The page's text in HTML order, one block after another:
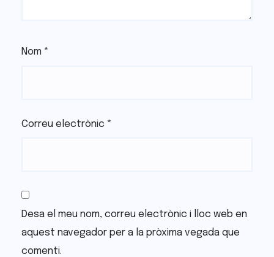
Nom *
Correu electrònic *
Desa el meu nom, correu electrònic i lloc web en
aquest navegador per a la pròxima vegada que
comenti.